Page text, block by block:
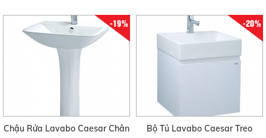
-19%
Chậu Rửa Lavabo Caesar Chân
-20%
Bộ Tủ Lavabo Caesar Treo